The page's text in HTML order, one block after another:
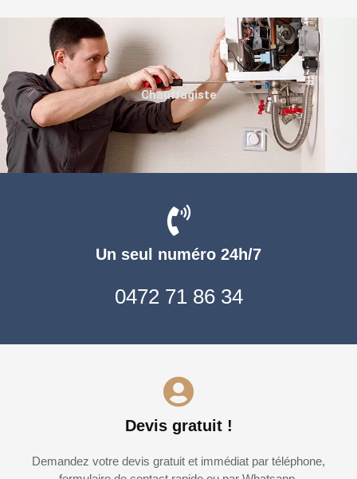
Un seul numéro 24h/7
0472 71 86 34
Devis gratuit !
Demandez votre devis gratuit et immédiat par téléphone,
Chauffagiste